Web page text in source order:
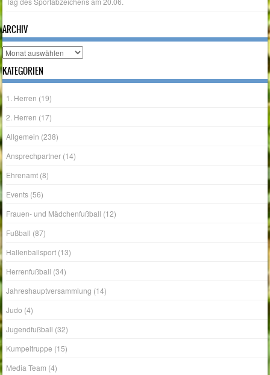
ARCHIV
Archiv
KATEGORIEN
1. Herren(19)
2. Herren (17)
Allgemein(238)
Ansprechpartner
Ehrenamt(8)
Events(56)
Frauen- und Mädchenfußball
Fußball(87)
Hallenballsport
Herrenfußball(34)
Jahreshauptversammlung
Judo(4)
Jugendfußball
Kumpeltruppe (15)
Media Team(4)
Schiedsrichter:innen